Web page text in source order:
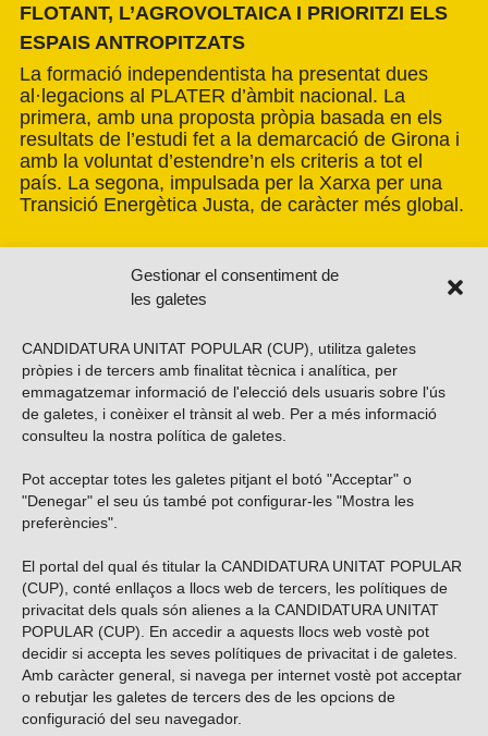
Gestionar el consentiment de
les galetes
CANDIDATURA UNITAT POPULAR (CUP), utilitza galetes
pròpies i de tercers amb finalitat tècnica i analítica, per
emmagatzemar informació de l'elecció dels usuaris sobre l'ús
de galetes, i conèixer el trànsit al web. Per a més informació
consulteu la nostra política de galetes
Pot acceptar totes les galetes pitjant el botó "Acceptar" o
"Denegar" el seu ús també pot configurar-les "Mostra les
preferències".
El portal del qual és titular la CANDIDATURA UNITAT POPULAR
(CUP), conté enllaços a llocs web de tercers, les polítiques de
privacitat dels quals són alienes a la CANDIDATURA UNITAT
POPULAR (CUP). En accedir a aquests llocs web vostè pot
decidir si accepta les seves polítiques de privacitat i de galetes.
Amb caràcter general, si navega per internet vostè pot acceptar
o rebutjar les galetes de tercers des de les opcions de
configuració del seu navegador.
FLOTANT, L’AGROVOLTAICA I PRIORITZI ELS
ESPAIS ANTROPITZATS
La formació independentista ha presentat dues
al·legacions al PLATER d’àmbit nacional. La
primera, amb una proposta pròpia basada en els
resultats de l’estudi fet a la demarcació de Girona i
amb la voluntat d’estendre’n els criteris a tot el
país. La segona, impulsada per la Xarxa per una
Transició Energètica Justa, de caràcter més global.
Vols subscriure’t al nostre butlletí?
ENVIAR
Troba’ns a les xarxes socials